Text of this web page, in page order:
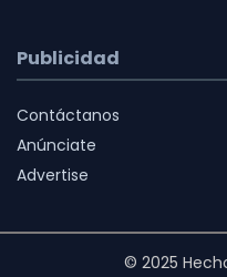
Publicidad
Contáctanos
Anúnciate
Advertise
© 2025